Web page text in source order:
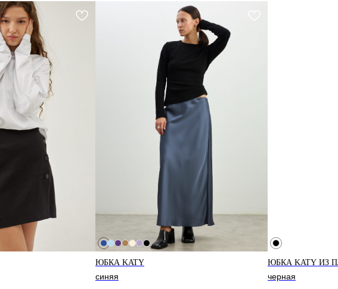
ЮБКА KATY
синяя
ЮБКА KATY ИЗ
черная
ДОСТАВКА